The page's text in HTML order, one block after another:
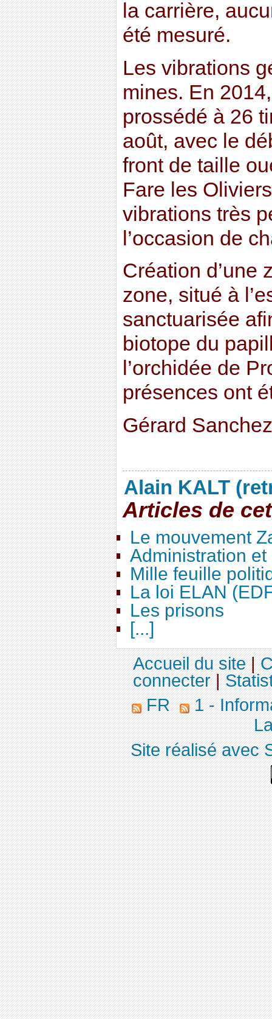
la carrière,
été mesuré.
Les vibrations
mines. En
prossédé à 26
août, avec le
front de taille
Fare les
vibrations très
l’occasion de
Création d’une
zone, situé à
sanctuarisée
biotope du
l’orchidée de
présences ont
Gérard Sanchez
Alain KALT
Articles de
Le mouvement
Administration
Mille feuille
La loi ELAN
Les prisons
[...]
Accueil du site|
connecter|
FR
1 -
Site réalisé avec